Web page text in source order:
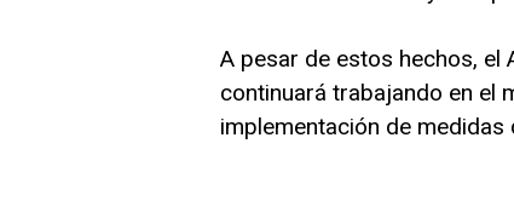
A pesar de estos hechos, el
continuará trabajando en el
implementación de